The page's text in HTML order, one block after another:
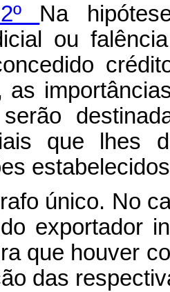
Na
ou
as
que lhes
único. No
exportador
que houver
das